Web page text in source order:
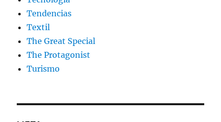
Tendencias
Textil
The Great Special
The Protagonist
Turismo